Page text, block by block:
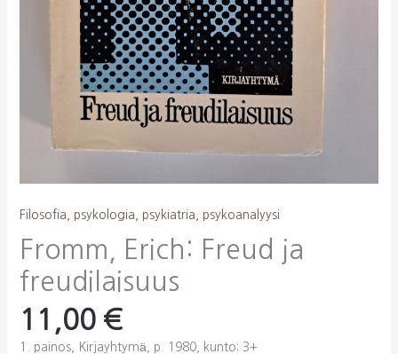
Filosofia, psykologia, psykiatria, psykoanalyysi
Fromm, Erich: Freud ja
freudilaisuus
11,00 €
1. painos, Kirjayhtymä, p. 1980, kunto: 3+